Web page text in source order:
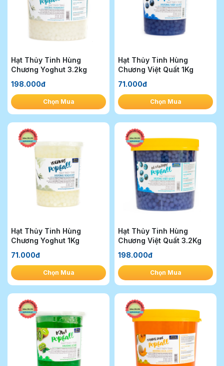
Hạt Thủy Tinh Hùng
Chương Yoghut 3.2kg
198.000đ
Chọn Mua
Hạt Thủy Tinh Hùng
Chương Việt Quất 1Kg
71.000đ
Chọn Mua
Hạt Thủy Tinh Hùng
Chương Yoghut 1Kg
71.000đ
Chọn Mua
Hạt Thủy Tinh Hùng
Chương Việt Quất 3.2Kg
198.000đ
Chọn Mua